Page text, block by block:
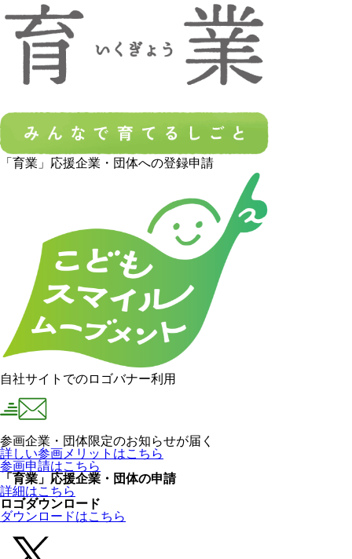
「育業」応援企業・団体への登録申請
自社サイトでのロゴバナー利用
参画企業・団体限定のお知らせが届く
詳しい参画メリットはこちら
参画申請はこちら
「育業」応援企業・団体の申請
詳細はこちら
ロゴダウンロード
ダウンロードはこちら